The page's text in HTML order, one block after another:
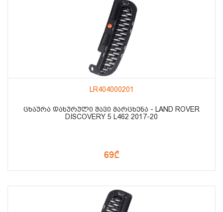
LR404000201
ᲪᲮᲐᲣᲠᲐ ᲓᲐᲮᲣᲠᲣᲚᲘ ᲨᲐᲕᲘ ᲛᲐᲠᲪᲮᲔᲜᲐ - LAND ROVER
DISCOVERY 5 L462 2017-20
69₾